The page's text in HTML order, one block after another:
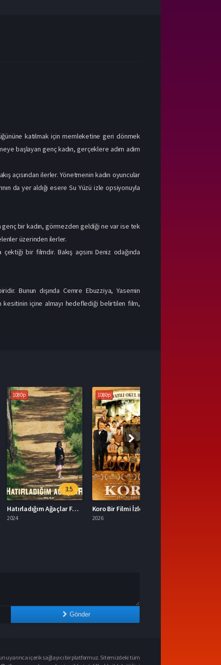
katılmak için memleketine geri dönmek
başlayan genç kadın, gerçeklere adım adım
açısından ilerler. Yönetmenin kadın oyuncular
da yer aldığı esere Su Yüzü izle opsiyonuyla
bir kadın, görmezden geldiği ne var ise tek
üzerinden ilerler.
bir filmdir. Bakış açısını Deniz odağında
Bunun dışında Cemre Ebuzziya, Yasemin
içine almayı hedeflediği belirtilen film,
3.5
Hatırladığım Ağaçlar Full HD İzle
1080p
6.9
Koro Bir Filmi İzle
Gönder
uyarınca içerik sağlayıcı bir platformuz. Sitemizdeki tüm